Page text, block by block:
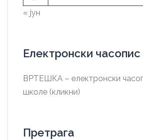
« јун
Електронски часопис
ВРТЕШКА – електронски
школе (кликни)
Претрага